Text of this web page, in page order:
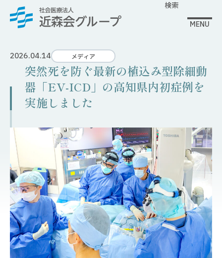
MENU
検索
2026.04.14 メディア
突然死を防ぐ最新の植込み型除細動
器「EV-ICD」の高知県内初症例を
実施しました